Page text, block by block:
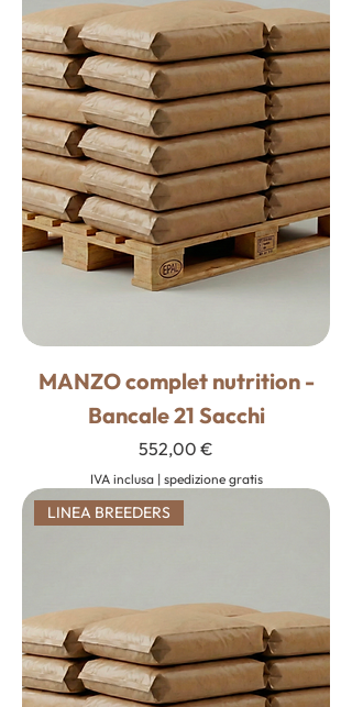
MANZO complet nutrition -
Bancale 21 Sacchi
Prezzo
552,00 €
IVA inclusa| spedizione gratis
LINEA BREEDERS